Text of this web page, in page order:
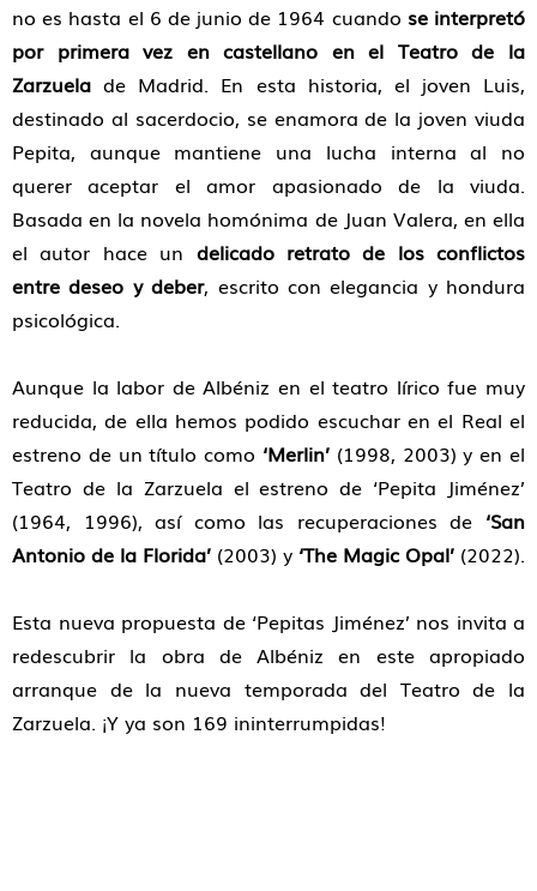
no es hasta el 6 de junio de 1964 cuando se interpretó
por primera vez en castellano en el Teatro de la
Zarzuela de Madrid. En esta historia, el joven Luis,
destinado al sacerdocio, se enamora de la joven viuda
Pepita, aunque mantiene una lucha interna al no
querer aceptar el amor apasionado de la viuda.
Basada en la novela homónima de Juan Valera, en ella
el autor hace un delicado retrato de los conflictos
entre deseo y deber, escrito con elegancia y hondura
psicológica.
Aunque la labor de Albéniz en el teatro lírico fue muy
reducida, de ella hemos podido escuchar en el Real el
estreno de un título como ‘Merlin’ (1998, 2003) y en el
Teatro de la Zarzuela el estreno de ‘Pepita Jiménez’
(1964, 1996), así como las recuperaciones de ‘San
Antonio de la Florida’ (2003) y ‘The Magic Opal’ (2022).
Esta nueva propuesta de ‘Pepitas Jiménez’ nos invita a
redescubrir la obra de Albéniz en este apropiado
arranque de la nueva temporada del Teatro de la
Zarzuela. ¡Y ya son 169 ininterrumpidas!